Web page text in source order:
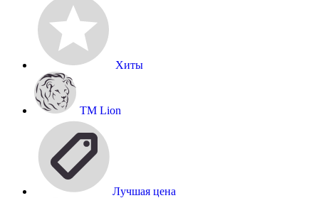
Хиты
TM Lion
Лучшая цена